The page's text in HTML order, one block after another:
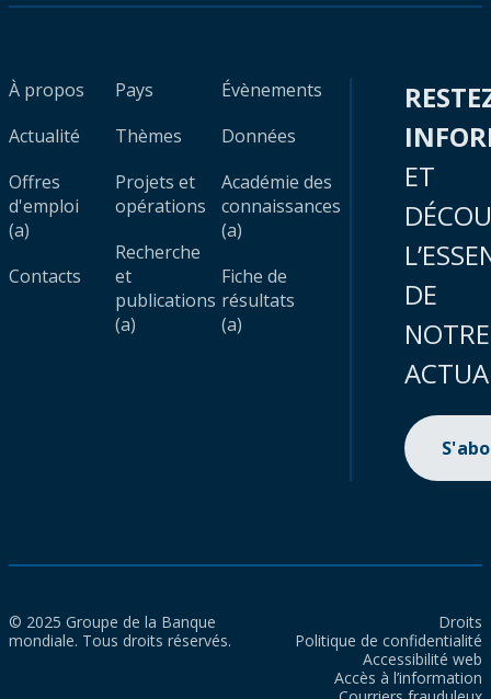
À propos
Actualité
Offres
d'emploi
(a)
Contacts
Pays
Thèmes
Projets et
opérations
Recherche
et
publications
(a)
Évènements
Données
Académie des
connaissances
(a)
Fiche de
résultats
(a)
ET
DE
NOTRE
© 2025 Groupe de la Banque
mondiale. Tous droits réservés.
Droits
Politique de confidentialité
Accessibilité web
Accès à l’information